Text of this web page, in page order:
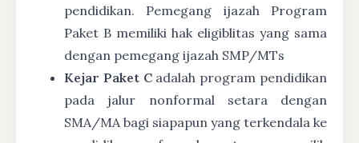
pendidikan. Pemegang ijazah Program
Paket B memiliki hak eligiblitas yang sama
dengan pemegang ijazah SMP/MTs
Kejar Paket Cadalah program pendidikan
pada jalur nonformal setara dengan
SMA/MA bagi siapapun yang terkendala ke